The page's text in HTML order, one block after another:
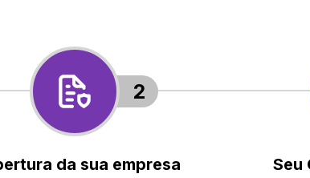
2
da sua empresa Seu